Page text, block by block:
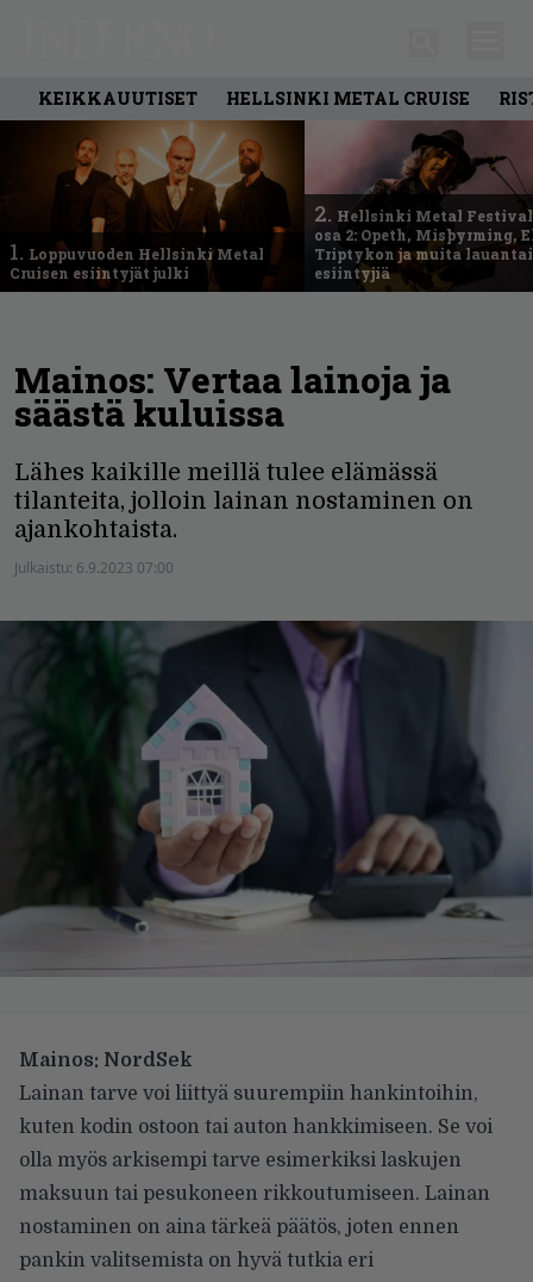
KEIKKAUUTISET HELLSINKI METAL CRUISE
1. Loppuvuoden Hellsinki Metal
Cruisen esiintyjät julki
2. Hellsinki Metal
osa 2: Opeth, Misþyrming,
Triptykon ja muita
esiintyjiä
Mainos: Vertaa lainoja ja
säästä kuluissa
Lähes kaikille meillä tulee elämässä
tilanteita, jolloin lainan nostaminen on
ajankohtaista.
Julkaistu: 6.9.2023 07:00
Mainos: NordSek
Lainan tarve voi liittyä suurempiin hankintoihin,
kuten kodin ostoon tai auton hankkimiseen. Se voi
olla myös arkisempi tarve esimerkiksi laskujen
maksuun tai pesukoneen rikkoutumiseen. Lainan
nostaminen on aina tärkeä päätös, joten ennen
pankin valitsemista on hyvä tutkia eri